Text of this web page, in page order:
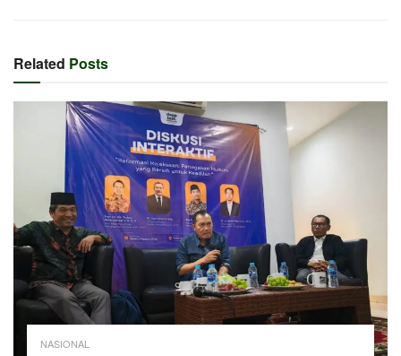
Related Posts
NASIONAL